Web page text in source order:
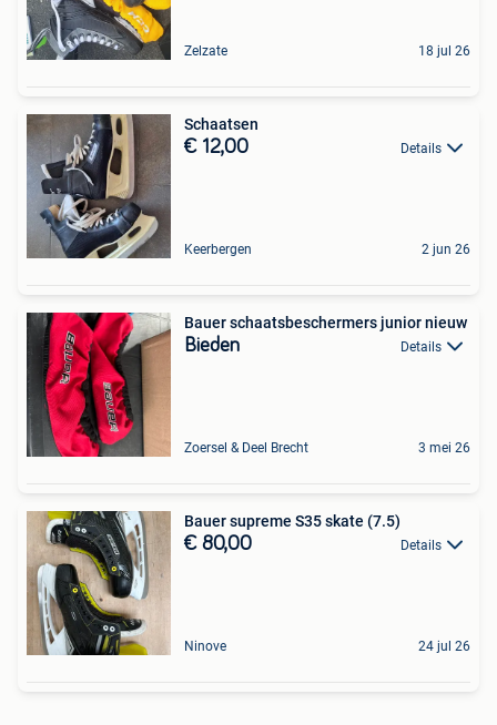
Zelzate 18 jul 26
Schaatsen
€ 12,00 Details
Keerbergen 2 jun 26
Bauer schaatsbeschermers junior nieuw
Bieden Details
Zoersel & Deel Brecht 3 mei 26
Bauer supreme S35 skate (7.5)
€ 80,00 Details
Ninove 24 jul 26